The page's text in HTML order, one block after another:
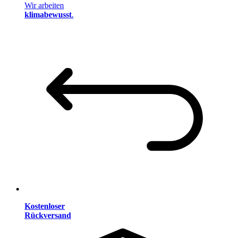
Wir arbeiten
klimabewusst.
Kostenloser
Rückversand